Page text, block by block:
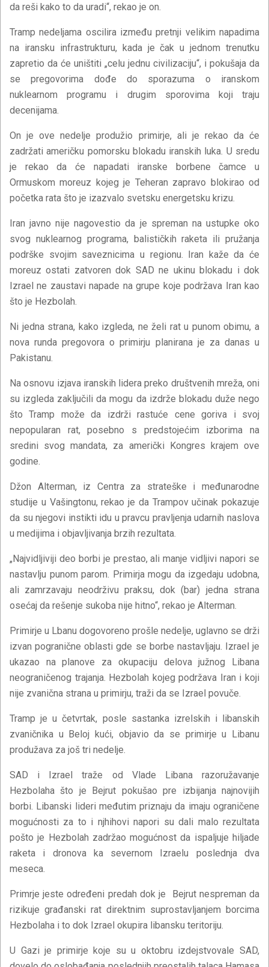
da reši kako to da uradi“, rekao je on.
Tramp nedeljama oscilira između pretnji velikim napadima
na iransku infrastrukturu, kada je čak u jednom trenutku
zapretio da će uništiti „celu jednu civilizaciju“, i pokušaja da
se pregovorima dođe do sporazuma o iranskom
nuklearnom programu i drugim sporovima koji traju
decenijama.
On je ove nedelje produžio primirje, ali je rekao da će
zadržati američku pomorsku blokadu iranskih luka. U sredu
je rekao da će napadati iranske borbene čamce u
Ormuskom moreuz kojeg je Teheran zapravo blokirao od
početka rata što je izazvalo svetsku energetsku krizu.
Iran javno nije nagovestio da je spreman na ustupke oko
svog nuklearnog programa, balističkih raketa ili pružanja
podrške svojim saveznicima u regionu. Iran kaže da će
moreuz ostati zatvoren dok SAD ne ukinu blokadu i dok
Izrael ne zaustavi napade na grupe koje podržava Iran kao
što je Hezbolah.
Ni jedna strana, kako izgleda, ne želi rat u punom obimu, a
nova runda pregovora o primirju planirana je za danas u
Pakistanu.
Na osnovu izjava iranskih lidera preko društvenih mreža, oni
su izgleda zaključili da mogu da izdrže blokadu duže nego
što Tramp može da izdrži rastuće cene goriva i svoj
nepopularan rat, posebno s predstojećim izborima na
sredini svog mandata, za američki Kongres krajem ove
godine.
Džon Alterman, iz Centra za strateške i međunarodne
studije u Vašingtonu, rekao je da Trampov učinak pokazuje
da su njegovi instikti idu u pravcu pravljenja udarnih naslova
u medijima i objavljivanja brzih rezultata.
„Najvidljiviji deo borbi je prestao, ali manje vidljivi napori se
nastavlju punom parom. Primirja mogu da izgedaju udobna,
ali zamrzavaju neodrživu praksu, dok (bar) jedna strana
osećaj da rešenje sukoba nije hitno“, rekao je Alterman.
Primirje u Lbanu dogovoreno prošle nedelje, uglavno se drži
izvan pogranične oblasti gde se borbe nastavljaju. Izrael je
ukazao na planove za okupaciju delova južnog Libana
neograničenog trajanja. Hezbolah kojeg podržava Iran i koji
nije zvanična strana u primirju, traži da se Izrael povuče.
Tramp je u četvrtak, posle sastanka izrelskih i libanskih
zvaničnika u Beloj kući, objavio da se primirje u Libanu
produžava za još tri nedelje.
SAD i Izrael traže od Vlade Libana razoružavanje
Hezbolaha što je Bejrut pokušao pre izbijanja najnovijih
borbi. Libanski lideri međutim priznaju da imaju ograničene
mogućnosti za to i njhihovi napori su dali malo rezultata
pošto je Hezbolah zadržao mogućnost da ispaljuje hiljade
raketa i dronova ka severnom Izraelu poslednja dva
meseca.
Primrje jeste određeni predah dok je Bejrut nespreman da
rizikuje građanski rat direktnim suprostavljanjem borcima
Hezbolaha i to dok Izrael okupira libansku teritoriju.
U Gazi je primirje koje su u oktobru izdejstvovale SAD,